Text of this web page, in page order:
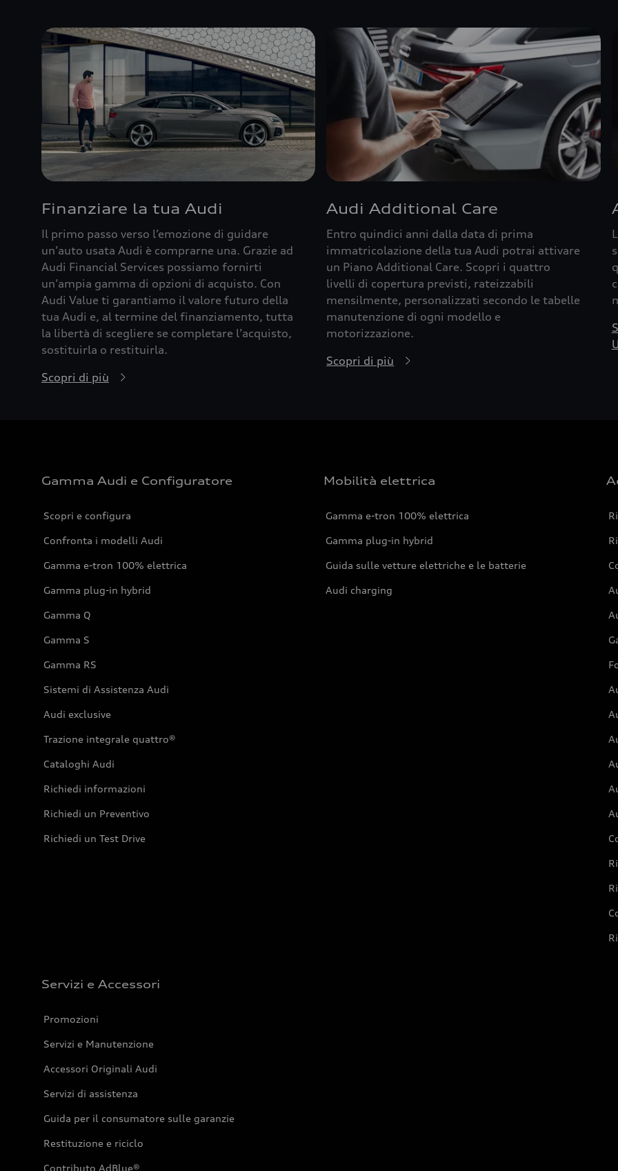
Finanziare la tua Audi
Il primo passo verso l’emozione di guidare
un’auto usata Audi è comprarne una. Grazie ad
Audi Financial Services possiamo fornirti
un’ampia gamma di opzioni di acquisto. Con
Audi Value ti garantiamo il valore futuro della
tua Audi e, al termine del finanziamento, tutta
la libertà di scegliere se completare l’acquisto,
sostituirla o restituirla.
Scopri di più
Audi Additional Care
Entro quindici anni dalla data di prima
immatricolazione della tua Audi potrai attivare
un Piano Additional Care. Scopri i quattro
livelli di copertura previsti, rateizzabili
mensilmente, personalizzati secondo le tabelle
manutenzione di ogni modello e
motorizzazione.
Scopri di più
Gamma Audi e Configuratore
Scopri e configura
Confronta i modelli Audi
Gamma e-tron 100% elettrica
Gamma plug-in hybrid
Gamma Q
Gamma S
Gamma RS
Sistemi di Assistenza Audi
Audi exclusive
Trazione integrale quattro®
Cataloghi Audi
Richiedi informazioni
Richiedi un Preventivo
Richiedi un Test Drive
Mobilità elettrica
Gamma e-tron 100% elettrica
Gamma plug-in hybrid
Guida sulle vetture elettriche e le batterie
Audi charging
Servizi e Accessori
Promozioni
Servizi e Manutenzione
Accessori Originali Audi
Servizi di assistenza
Guida per il consumatore sulle garanzie
Restituzione e riciclo
Contributo AdBlue®